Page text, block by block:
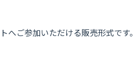
ご参加いただける販売形式です。